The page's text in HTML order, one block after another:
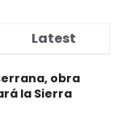
Latest
obra
la Sierra